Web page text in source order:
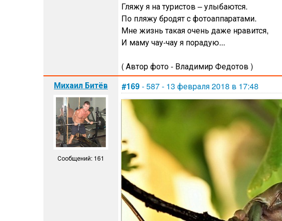
Гляжу я на туристов – улыбаются.
По пляжу бродят с фотоаппаратами.
Мне жизнь такая очень даже нравится,
И маму чау-чау я порадую...
( Автор фото - Владимир Федотов )
Михаил Битёв
Сообщений: 161
#169- 587 - 13 февраля 2018 в 17:48